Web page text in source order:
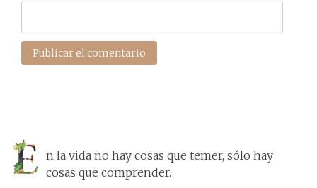
n la vida no hay cosas que temer, sólo hay
cosas que comprender.